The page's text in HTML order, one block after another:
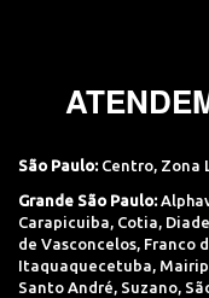
São Paulo: Centro, Zona
Grande São Paulo:
Carapicuiba Cotia
de Vasconcelos Franco
Itaquaquecetuba
Santo André Suzano